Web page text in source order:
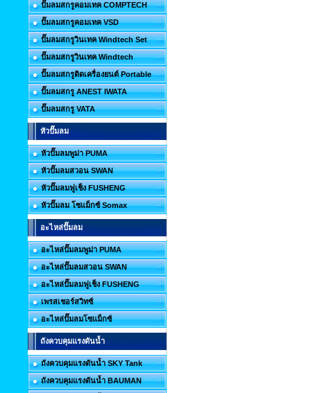
ปั๊มลมสกรูคอมเทค COMPTECH
ปั๊มลมสกรูคอมเทค VSD
ปั๊มลมสกรูวินเทค Windtech Set
ปั๊มลมสกรูวินเทค Windtech
ปั๊มลมสกรูติดเครื่องยนต์ Portable
ปั๊มลมสกรู ANEST IWATA
ปั๊มลมสกรู VATA
หัวปั๊มลม
หัวปั๊มลมพูม่า PUMA
หัวปั๊มลมสวอน SWAN
หัวปั๊มลมฟูเช็ง FUSHENG
หัวปั๊มลม โซแม็กซ์ Somax
อะไหล่ปั๊มลม
อะไหล่ปั๊มลมพูม่า PUMA
อะไหล่ปั๊มลมสวอน SWAN
อะไหล่ปั๊มลมฟูเช็ง FUSHENG
เพรสเชอร์สวิทซ์
อะไหล่ปั๊มลมโซแม็กซ์
ถังควบคุมแรงดันน้ำ
ถังควบคุมแรงดันน้ำ SKY Tank
ถังควบคุมแรงดันน้ำ BAUMAN